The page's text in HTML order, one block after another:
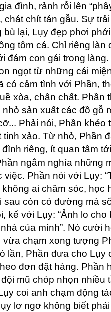
đình, rảnh rỗi lên
chát chít tán gẫu. Sự
lại, Lụy đẹp phơi
tôm cá. Chỉ riêng làn
đám con gái trong
ngọt từ những cái
có cảm tình với Phần,
xòa, chân chất. Phần
sản xuất các đồ gỗ
Phải nói, Phần khéo
tinh xảo. Từ nhỏ, Phần
đình riêng, ít quan tâm
ngắm nghía những
Phần nói với Lụy:
ai chăm sóc, học
sau còn có đường mà
kể với Lụy: “Ảnh lo
của mình”. Nó cười
vừa chạm xong tượng
lần, Phần đưa cho
đơn đặt hàng. Phần
mũ chóp nhọn nhiều
coi anh chạm động
lơ ngơ không biết